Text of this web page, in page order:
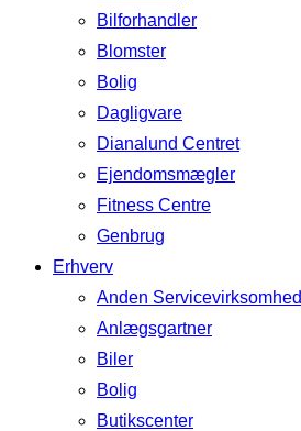
Bilforhandler
Blomster
Bolig
Dagligvare
Dianalund Centret
Ejendomsmægler
Fitness Centre
Genbrug
Erhverv
Anden Servicevirksomhed
Anlægsgartner
Biler
Bolig
Butikscenter